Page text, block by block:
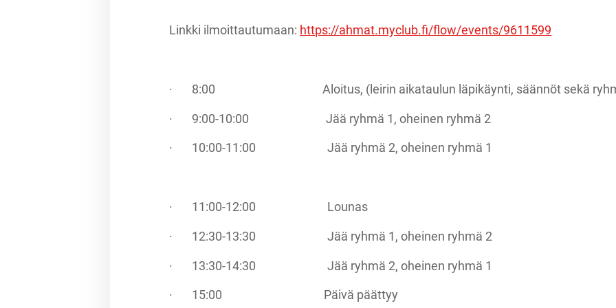
Linkki ilmoittautumaan: https://ahmat.myclub.fi/flow/events/9611599
· 8:00 Aloitus, (leirin aikataulun läpikäynti, säännöt sekä
· 9:00-10:00 Jää ryhmä 1, oheinen ryhmä 2
· 10:00-11:00 Jää ryhmä 2, oheinen ryhmä 1
· 11:00-12:00 Lounas
· 12:30-13:30 Jää ryhmä 1, oheinen ryhmä 2
· 13:30-14:30 Jää ryhmä 2, oheinen ryhmä 1
· 15:00 Päivä päättyy